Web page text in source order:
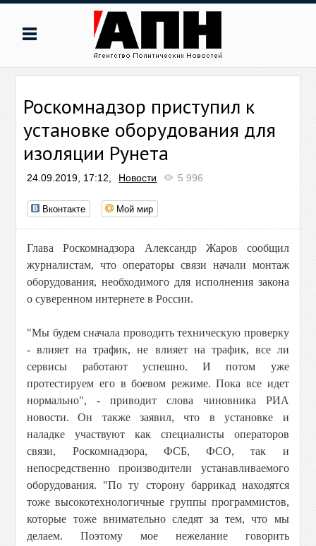
Роскомнадзор приступил к
установке оборудования для
изоляции Рунета
24.09.2019, 17:12, Новости 5 996
Вконтакте Мой мир
Глава Роскомнадзора Александр Жаров сообщил
журналистам, что операторы связи начали монтаж
оборудования, необходимого для исполнения закона
о суверенном интернете в России.
"Мы будем сначала проводить техническую проверку
- влияет на трафик, не влияет на трафик, все ли
сервисы работают успешно. И потом уже
протестируем его в боевом режиме. Пока все идет
нормально", - приводит слова чиновника РИА
новости.Он также заявил, что в установке и
наладке участвуют как специалисты операторов
связи, Роскомнадзора, ФСБ, ФСО, так и
непосредственно производители устанавливаемого
оборудования. "По ту сторону баррикад находятся
тоже высокотехнологичные группы программистов,
которые тоже внимательно следят за тем, что мы
делаем. Поэтому мое нежелание говорить